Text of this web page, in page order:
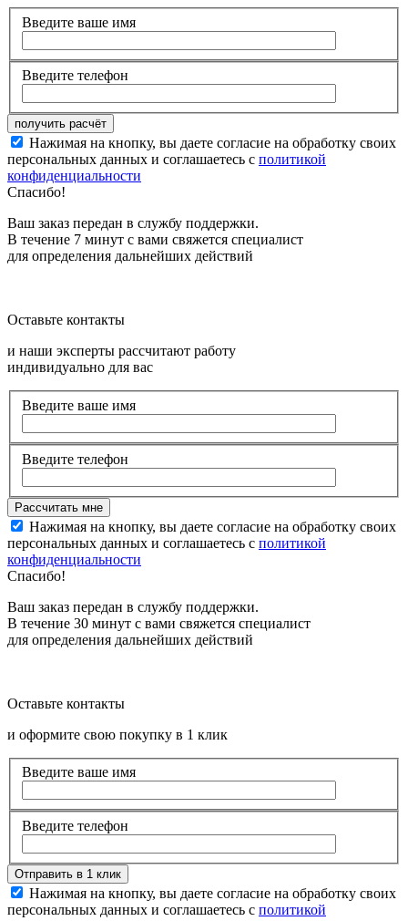
Введите ваше имя
Введите телефон
Нажимая на кнопку, вы даете согласие на обработку своих
персональных данных и соглашаетесь с политикой
конфиденциальности
Спасибо!
Ваш заказ передан в службу поддержки.
В течение 7 минут с вами свяжется специалист
для определения дальнейших действий
Оставьте контакты
и наши эксперты рассчитают работу
индивидуально для вас
Введите ваше имя
Введите телефон
Нажимая на кнопку, вы даете согласие на обработку своих
персональных данных и соглашаетесь с политикой
конфиденциальности
Спасибо!
Ваш заказ передан в службу поддержки.
В течение 30 минут с вами свяжется специалист
для определения дальнейших действий
Оставьте контакты
и оформите свою покупку в 1 клик
Введите ваше имя
Введите телефон
Нажимая на кнопку, вы даете согласие на обработку своих
персональных данных и соглашаетесь с политикой